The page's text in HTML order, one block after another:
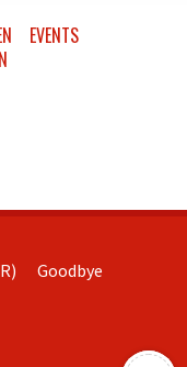
EVENTS
Goodbye